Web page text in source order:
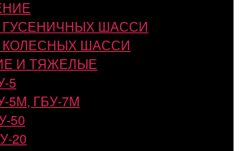
ГУСЕНИЧНЫХ ШАССИ
КОЛЕСНЫХ ШАССИ
И ТЯЖЕЛЫЕ
5
5М, ГБУ-7М
50
20